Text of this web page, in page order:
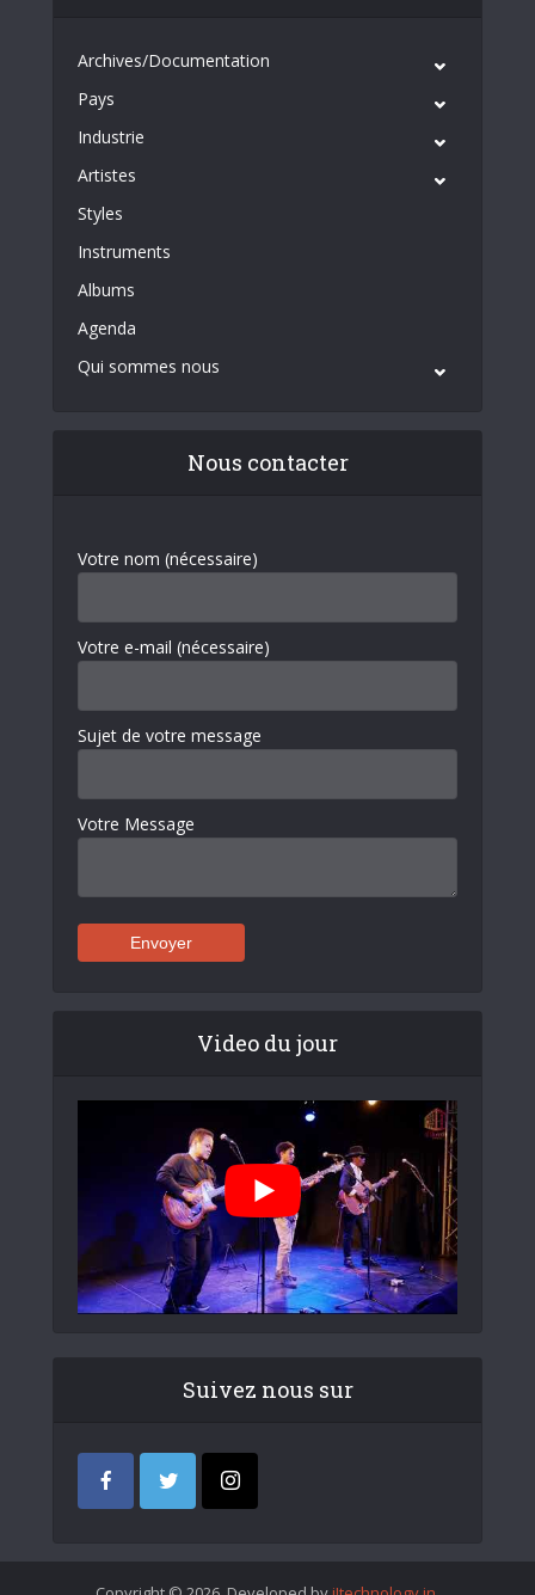
Archives/Documentation
Pays
Industrie
Artistes
Styles
Instruments
Albums
Agenda
Qui sommes nous
Nous contacter
Votre nom (nécessaire)
Votre e-mail (nécessaire)
Sujet de votre message
Votre Message
Video du jour
Suivez nous sur